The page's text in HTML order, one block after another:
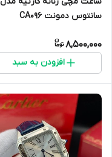
سانتوس دمونت CA096
8,500,000
افزودن به سبد